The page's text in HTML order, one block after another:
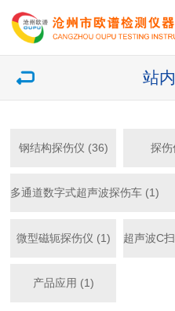
站
钢结构探伤仪 (36) 探伤
多通道数字式超声波探伤车 (1)
微型磁轭探伤仪 (1) 超声波C
产品应用 (1)